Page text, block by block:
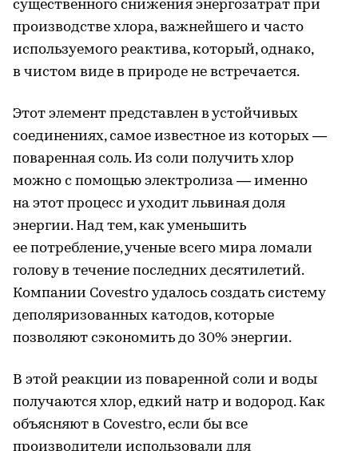
существенного снижения энергозатрат при
производстве хлора, важнейшего и часто
используемого реактива, который, однако,
в чистом виде в природе не встречается.
Этот элемент представлен в устойчивых
соединениях, самое известное из которых —
поваренная соль. Из соли получить хлор
можно с помощью электролиза — именно
на этот процесс и уходит львиная доля
энергии. Над тем, как уменьшить
ее потребление, ученые всего мира ломали
голову в течение последних десятилетий.
Компании Covestro удалось создать систему
деполяризованных катодов, которые
позволяют сэкономить до 30% энергии.
В этой реакции из поваренной соли и воды
получаются хлор, едкий натр и водород. Как
объясняют в Covestro, если бы все
производители использовали для